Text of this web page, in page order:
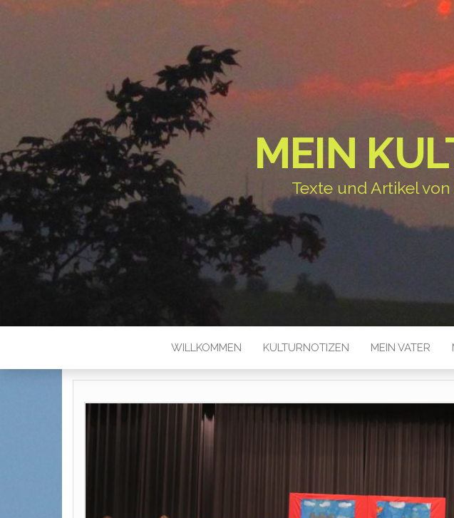
MEIN
Texte und Artikel
WILLKOMMEN KULTURNOTIZEN MEIN VATER